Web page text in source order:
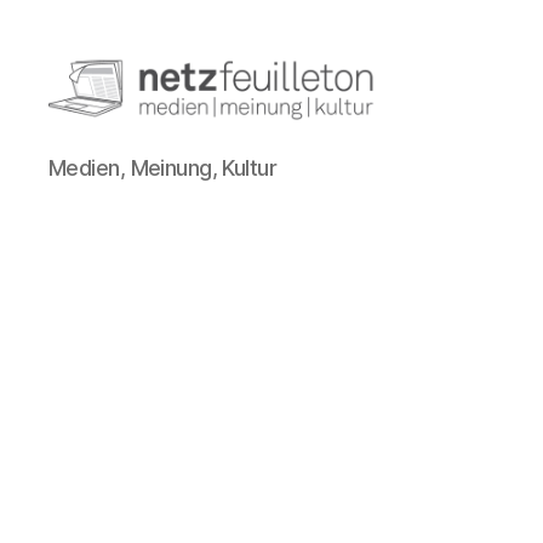
netzfeuilleton.de
Medien, Meinung, Kultur